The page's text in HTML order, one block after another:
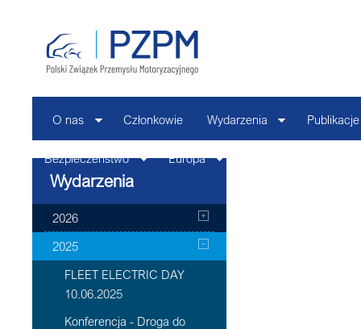
O nas Członkowie Wydarzenia Publikacje
Bezpieczeństwo Europa
Wydarzenia
2026
2025
FLEET ELECTRIC DAY
10.06.2025
Konferencja - Droga do